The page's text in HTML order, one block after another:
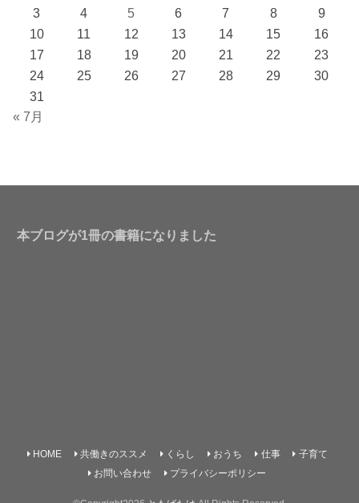
3
4 5 6 7 8
9
10
11 12 13 14 15
16
17
18 19 20 21 22
23
24
25 26 27 28 29
30
31
« 7月
本ブログが1冊の書籍になりました
HOME 共働きのススメ くらし おうち 仕事
子育て
お問い合わせ
プライバシーポリシー